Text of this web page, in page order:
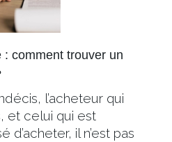
: comment trouver un
l’acheteur qui
et celui qui est
il n’est pas